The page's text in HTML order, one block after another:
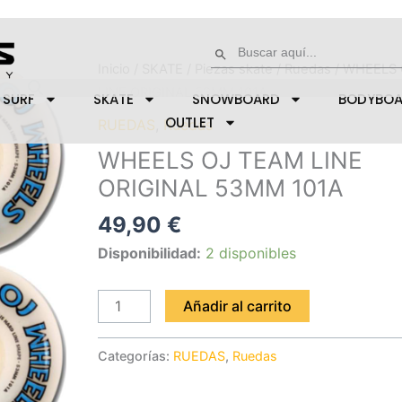
Botón de búsqueda
SURF SKATE SNOWBOARD
OUTLET
Piezas skate/Ruedas/ WHEELS
RUEDAS Ruedas
WHEELS OJ TEAM LINE
ORIGINAL 53MM 101A
49,90€
Disponibilidad: 2 disponibles
ORIGINAL
53MM
cantidad
Añadir al carrito
Categorías: RUEDAS, Ruedas